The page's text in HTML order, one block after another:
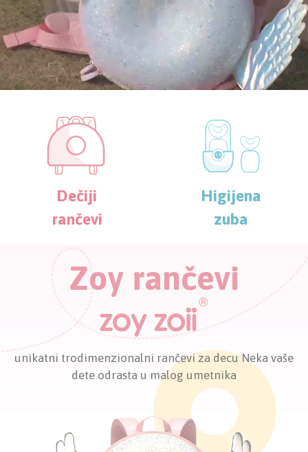
Dečiji
rančevi
Higijena
zuba
Zoy rančevi
unikatni trodimenzionalni rančevi za decuNeka vaše
dete odrasta u malog umetnika